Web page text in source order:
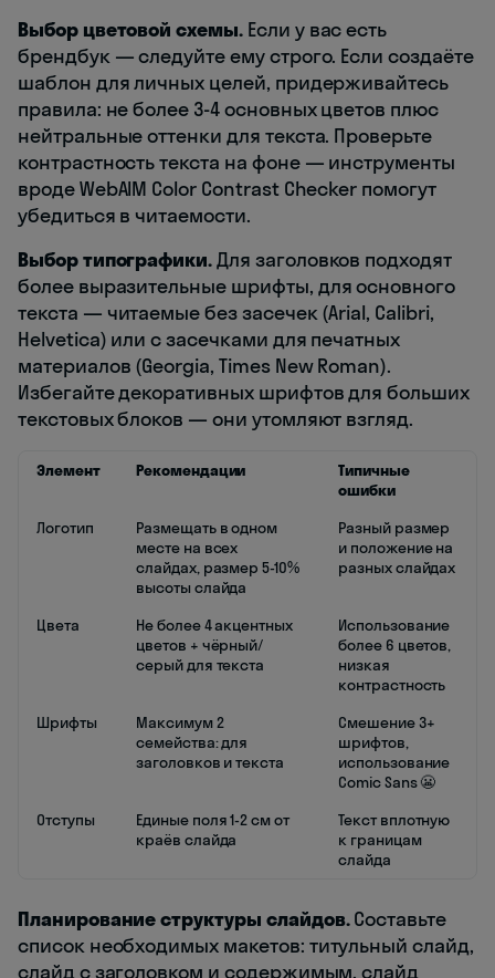
Выбор цветовой схемы.Если у вас есть
брендбук — следуйте ему строго. Если создаёте
шаблон для личных целей, придерживайтесь
правила: не более 3-4 основных цветов плюс
нейтральные оттенки для текста. Проверьте
контрастность текста на фоне — инструменты
вроде WebAIM Color Contrast Checker помогут
убедиться в читаемости.
Выбор типографики.Для заголовков подходят
более выразительные шрифты, для основного
текста — читаемые без засечек (Arial, Calibri,
Helvetica) или с засечками для печатных
материалов (Georgia, Times New Roman).
Избегайте декоративных шрифтов для больших
текстовых блоков — они утомляют взгляд.
Элемент Рекомендации
Типичные
ошибки
Логотип
Размещать в одном
месте на всех
слайдах, размер 5-10%
высоты слайда
Разный размер
и положение на
разных слайдах
Цвета
Не более 4 акцентных
цветов + чёрный/
серый для текста
Использование
более 6 цветов,
низкая
контрастность
Шрифты
Максимум 2
семейства: для
заголовков и текста
Смешение 3+
шрифтов,
использование
Comic Sans 😬
Отступы
Единые поля 1-2 см от
краёв слайда
Текст вплотную
к границам
слайда
Планирование структуры слайдов.Составьте
список необходимых макетов: титульный слайд,
слайд с заголовком и содержимым, слайд